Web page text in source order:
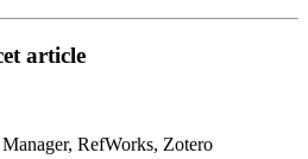
article
RefWorks, Zotero